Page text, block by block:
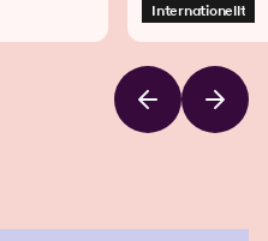
Internationellt